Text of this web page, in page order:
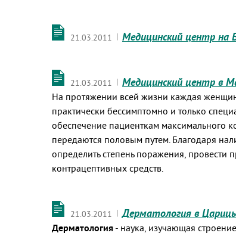
21.03.2011 | Медицинский центр на
21.03.2011 | Медицинский центр в
На протяжении всей жизни каждая
практически бессимптомно и только
обеспечение пациенткам максимального
передаются половым путем. Благодаря
определить степень поражения,
контрацептивных средств.
21.03.2011 | Дерматология в
Дерматология - наука, изучающая